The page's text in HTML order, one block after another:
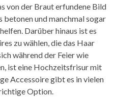
von der Braut erfundene Bild
betonen und manchmal sogar
Darüber hinaus ist es
zu wählen, die das Haar
während der Feier wie
ist eine Hochzeitsfrisur mit
Accessoire gibt es in vielen
Option.